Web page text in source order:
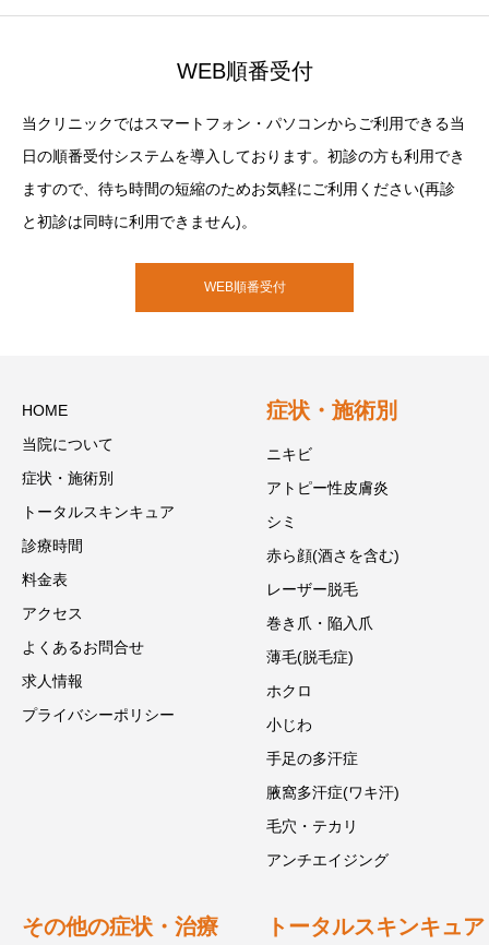
WEB順番受付
当クリニックではスマートフォン・パソコンからご利用できる当
日の順番受付システムを導入しております。初診の方も利用でき
ますので、待ち時間の短縮のためお気軽にご利用ください(再診
と初診は同時に利用できません)。
WEB順番受付
HOME
当院について
症状・施術別
トータルスキンキュア
診療時間
料金表
アクセス
よくあるお問合せ
求人情報
プライバシーポリシー
症状・施術別
ニキビ
アトピー性皮膚炎
シミ
赤ら顔(酒さを含む)
レーザー脱毛
巻き爪・陥入爪
薄毛(脱毛症)
ホクロ
小じわ
手足の多汗症
腋窩多汗症(ワキ汗)
毛穴・テカリ
アンチエイジング
その他の症状・治療 トータルスキンキュア